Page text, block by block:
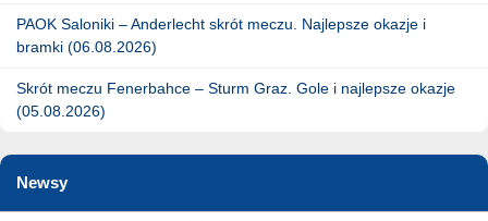
PAOK Saloniki – Anderlecht skrót meczu. Najlepsze okazje i
bramki (06.08.2026)
Skrót meczu Fenerbahce – Sturm Graz. Gole i najlepsze okazje
(05.08.2026)
Newsy